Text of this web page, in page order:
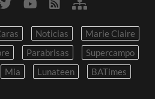
Noticias
Marie Claire
Parabrisas
Supercampo
Mia Lunateen BATimes